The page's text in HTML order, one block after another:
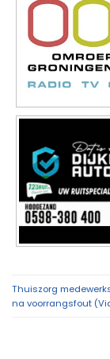
Thuiszorg
na voorrangsfout